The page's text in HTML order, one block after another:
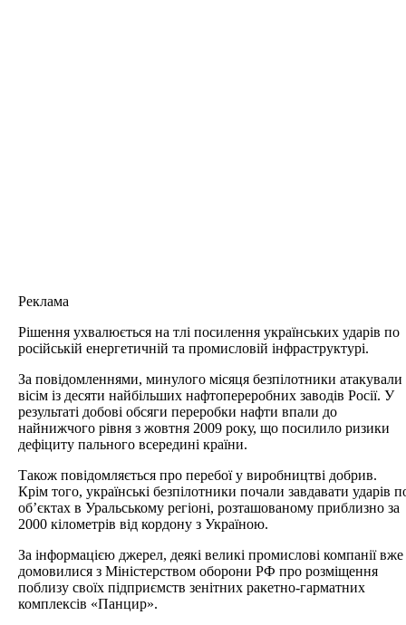
Реклама
Рішення ухвалюється на тлі посилення українських ударів по
російській енергетичній та промисловій інфраструктурі.
За повідомленнями, минулого місяця безпілотники атакували
вісім із десяти найбільших нафтопереробних заводів Росії. У
результаті добові обсяги переробки нафти впали до
найнижчого рівня з жовтня 2009 року, що посилило ризики
дефіциту пального всередині країни.
Також повідомляється про перебої у виробництві добрив.
Крім того, українські безпілотники почали завдавати ударів
об’єктах в Уральському регіоні, розташованому приблизно за
2000 кілометрів від кордону з Україною.
За інформацією джерел, деякі великі промислові компанії вже
домовилися з Міністерством оборони РФ про розміщення
поблизу своїх підприємств зенітних ракетно-гарматних
комплексів «Панцир».